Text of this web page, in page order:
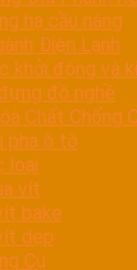
hạ cầu nâng
Điện Lạnh
khởi động và
đồ nghề
Chất Chống
pha ô tô
loại
vít
bake
dẹp
Cụ